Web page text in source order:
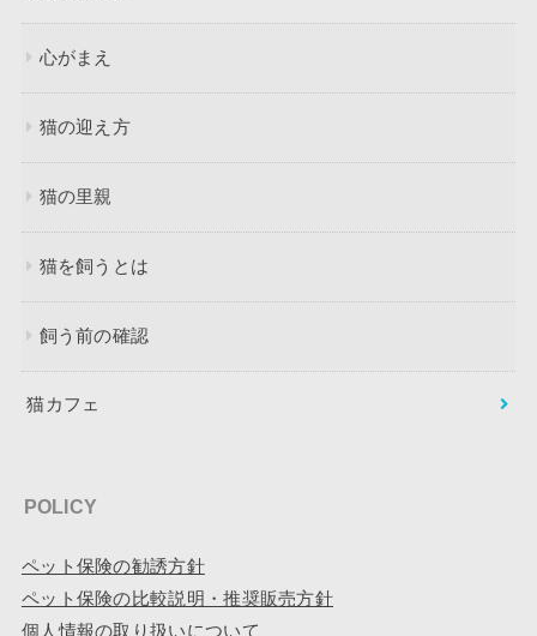
心がまえ
猫の迎え方
猫の里親
猫を飼うとは
飼う前の確認
猫カフェ
POLICY
ペット保険の勧誘方針
ペット保険の比較説明・推奨販売方針
個人情報の取り扱いについて